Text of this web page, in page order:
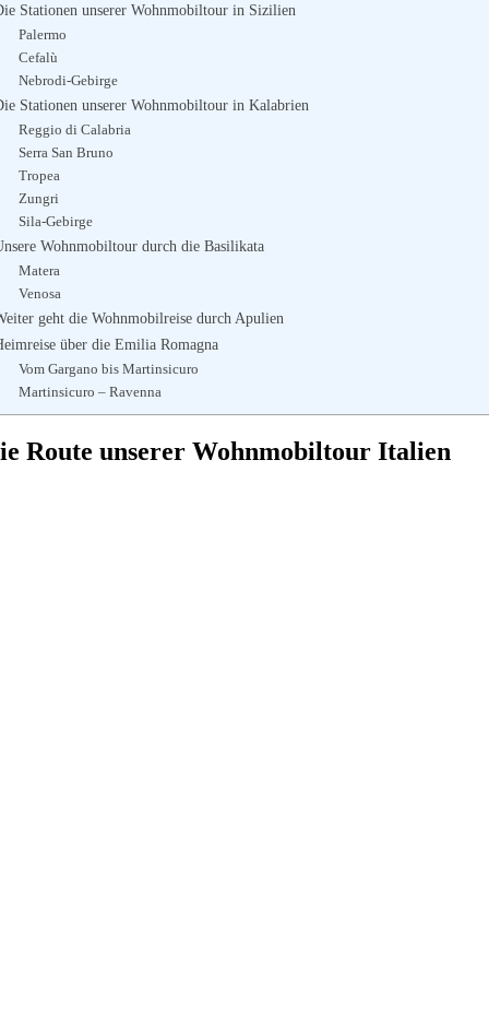
Stationen unserer Wohnmobiltour in Sizilien
Palermo
Cefalù
Nebrodi-Gebirge
Stationen unserer Wohnmobiltour in Kalabrien
Reggio di Calabria
Serra San Bruno
Tropea
Zungri
Sila-Gebirge
Wohnmobiltour durch die Basilikata
Matera
Venosa
geht die Wohnmobilreise durch Apulien
über die Emilia Romagna
Vom Gargano bis Martinsicuro
Martinsicuro – Ravenna
Route unserer Wohnmobiltour Italien